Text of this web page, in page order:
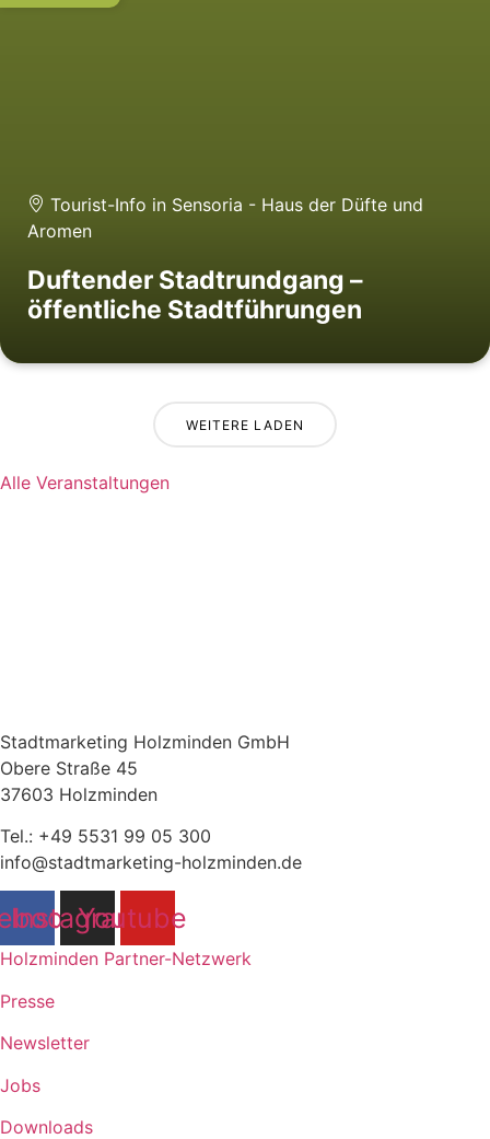
Tourist-Info in Sensoria - Haus der Düfte und
Aromen
Duftender Stadtrundgang –
öffentliche Stadtführungen
WEITERE LADEN
Alle Veranstaltungen
Stadtmarketing Holzminden GmbH
Obere Straße 45
37603 Holzminden
Tel.: +49 5531 99 05 300
info@stadtmarketing-holzminden.de
Instagram
Youtube
Holzminden Partner-Netzwerk
Presse
Newsletter
Jobs
Downloads